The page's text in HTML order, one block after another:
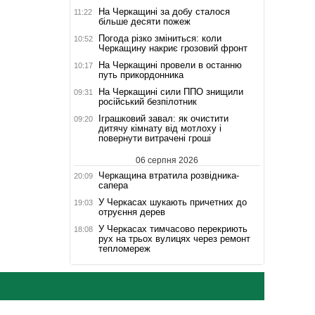
11:22
На Черкащині за добу сталося
більше десяти пожеж
10:52
Погода різко зміниться: коли
Черкащину накриє грозовий фронт
10:17
На Черкащині провели в останню
путь прикордонника
09:31
На Черкащині сили ППО знищили
російський безпілотник
09:20
Іграшковий завал: як очистити
дитячу кімнату від мотлоху і
повернути витрачені гроші
06 серпня 2026
20:09
Черкащина втратила розвідника-
сапера
19:03
У Черкасах шукають причетних до
отруєння дерев
18:08
У Черкасах тимчасово перекриють
рух на трьох вулицях через ремонт
тепломереж